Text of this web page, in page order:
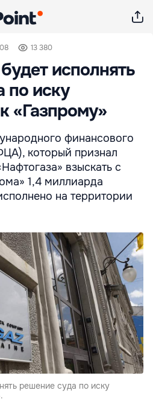
13 380
исполнять
по иску
«Газпрому»
финансового
который признал
взыскать с
1,4 миллиарда
на территории
решение суда по иску